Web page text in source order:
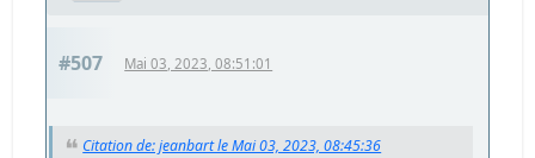
#507 Mai 03, 2023, 08:51:01
Citation de: jeanbart le Mai 03, 2023, 08:45:36